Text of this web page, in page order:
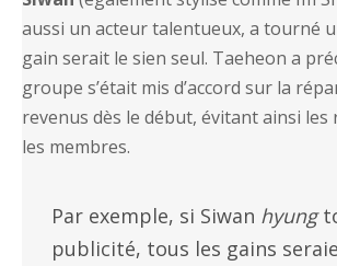
aussi un acteur talentueux, a tourné
gain serait le sien seul. Taeheon a
groupe s’était mis d’accord sur la
revenus dès le début, évitant ainsi les
les membres.
Par exemple, si Siwan hyung
publicité, tous les gains